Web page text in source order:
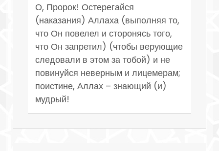
О, Пророк! Остерегайся
(наказания) Аллаха (выполняя то,
что Он повелел и сторонясь того,
что Он запретил) (чтобы верующие
следовали в этом за тобой) и не
повинуйся неверным и лицемерам;
поистине, Аллах – знающий (и)
мудрый!